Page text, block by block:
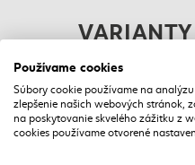
Používame cookies
Súbory cookie používame na
zlepšenie našich webových stránok,
na poskytovanie skvelého zážitku z
cookies používame otvorené